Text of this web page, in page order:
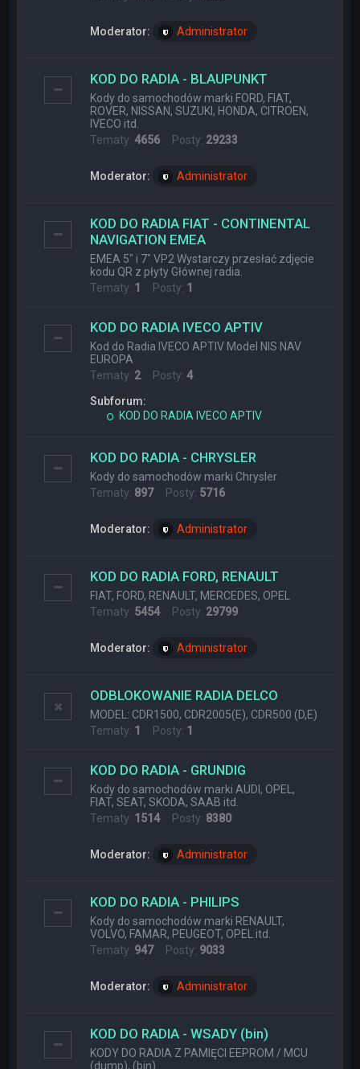
Moderator: Administrator
KOD DO RADIA - BLAUPUNKT
Kody do samochodów marki FORD, FIAT,
ROVER, NISSAN, SUZUKI, HONDA, CITROEN,
IVECO itd.
Tematy:4656 Posty: 29233
Moderator: Administrator
KOD DO RADIA FIAT - CONTINENTAL
NAVIGATION EMEA
EMEA 5" i 7" VP2 Wystarczy przesłać zdjęcie
kodu QR z płyty Głównej radia.
Tematy: 1 Posty: 1
KOD DO RADIA IVECO APTIV
Kod do Radia IVECO APTIV Model NIS NAV
EUROPA
Tematy: 2Posty:4
Subforum:
KOD DO RADIA IVECO APTIV
KOD DO RADIA - CHRYSLER
Kody do samochodów marki Chrysler
Tematy: 897Posty: 5716
Moderator: Administrator
KOD DO RADIA FORD, RENAULT
FIAT, FORD, RENAULT, MERCEDES, OPEL
Tematy: 5454Posty: 29799
Moderator: Administrator
ODBLOKOWANIE RADIA DELCO
MODEL: CDR1500, CDR2005(E), CDR500 (D,E)
Tematy: 1 Posty: 1
KOD DO RADIA - GRUNDIG
Kody do samochodów marki AUDI, OPEL,
FIAT, SEAT, SKODA, SAAB itd.
Tematy: 1514Posty: 8380
Moderator: Administrator
KOD DO RADIA - PHILIPS
Kody do samochodów marki RENAULT,
VOLVO, FAMAR, PEUGEOT, OPEL itd.
Tematy: 947Posty: 9033
Moderator: Administrator
KOD DO RADIA - WSADY (bin)
KODY DO RADIA Z PAMIĘCI EEPROM / MCU
(dump), (bin)